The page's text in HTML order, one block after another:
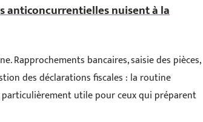
anticoncurrentielles nuisent à la
Rapprochements bancaires, saisie des pièces,
des déclarations fiscales : la routine
particulièrement utile pour ceux qui préparent